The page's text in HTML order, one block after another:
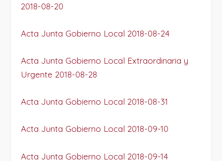
2018-08-20
Acta Junta Gobierno Local 2018-08-24
Acta Junta Gobierno Local Extraordinaria y
Urgente 2018-08-28
Acta Junta Gobierno Local 2018-08-31
Acta Junta Gobierno Local 2018-09-10
Acta Junta Gobierno Local 2018-09-14